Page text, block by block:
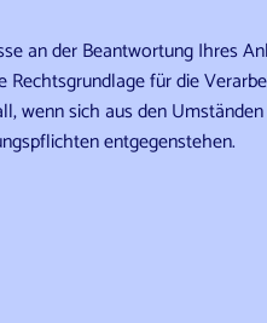
an der Beantwortung Ihres
für die
wenn sich aus den
entgegenstehen.